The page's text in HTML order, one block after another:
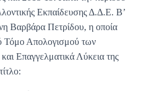
Εκπαίδευσης Δ.Δ.Ε. Β’
Βαρβάρα Πετρίδου, η οποία
Τόμο Απολογισμού των
Επαγγελματικά Λύκεια της